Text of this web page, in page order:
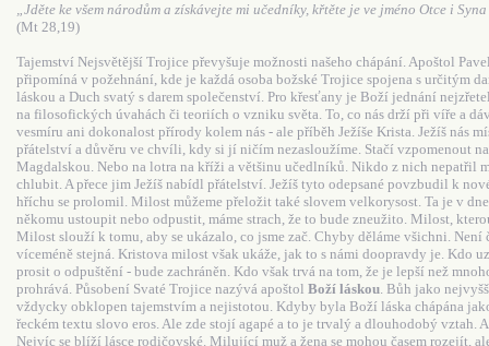
„Jděte ke všem národům a získávejte mi učedníky, křtěte je ve jméno Otce i
(Mt 28,19)
Tajemství Nejsvětější Trojice převyšuje možnosti našeho chápání. Apoštol
připomíná v požehnání, kde je každá osoba božské Trojice spojena s určitým
láskou a Duch svatý s darem společenství. Pro křesťany je Boží jednání
na filosofických úvahách či teoriích o vzniku světa. To, co nás drží při víře a
vesmíru ani dokonalost přírody kolem nás - ale příběh Ježíše Krista. Ježíš nás
přátelství a důvěru ve chvíli, kdy si jí ničím nezasloužíme. Stačí vzpomenout
Magdalskou. Nebo na lotra na kříži a většinu učedlníků. Nikdo z nich nepatřil
chlubit. A přece jim Ježíš nabídl přátelství. Ježíš tyto odepsané povzbudil k
hříchu se prolomil. Milost můžeme přeložit také slovem velkorysost. Ta je v
někomu ustoupit nebo odpustit, máme strach, že to bude zneužito. Milost,
Milost slouží k tomu, aby se ukázalo, co jsme zač. Chyby děláme všichni.
víceméně stejná. Kristova milost však ukáže, jak to s námi doopravdy je. Kdo
prosit o odpuštění - bude zachráněn. Kdo však trvá na tom, že je lepší než
prohrává. Působení Svaté Trojice nazývá apoštol Boží láskou. Bůh jako
vždycky obklopen tajemstvím a nejistotou. Kdyby byla Boží láska chápána
řeckém textu slovo eros. Ale zde stojí agapé a to je trvalý a dlouhodobý vztah.
Nejvíc se blíží lásce rodičovské. Milující muž a žena se mohou časem rozejít,